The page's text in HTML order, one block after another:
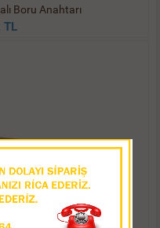
Boru Anahtarı
TL